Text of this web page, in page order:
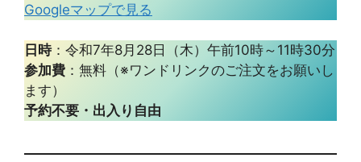
Googleマップで見る
日時：令和7年8月28日（木）午前10時～11時30分
参加費 ：無料（※ワンドリンクのご注文をお願いし
ます）
予約不要・出入り自由